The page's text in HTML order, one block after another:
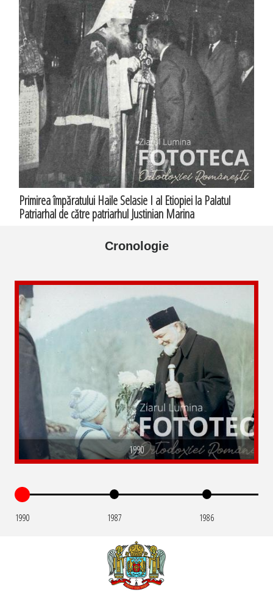
Primirea împăratului Haile Selasie I al Etiopiei la Palatul
Patriarhal de către patriarhul Justinian Marina
Cronologie
1990
1990 1987 1986